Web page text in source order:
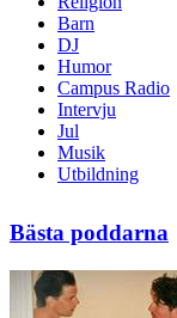
Barn
DJ
Humor
Campus Radio
Intervju
Jul
Musik
Utbildning
Bästa poddarna